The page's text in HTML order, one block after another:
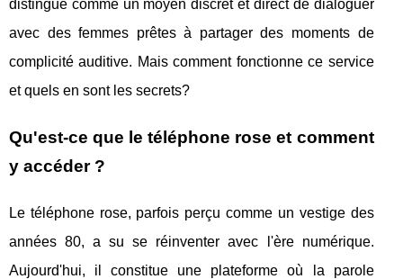
distingue comme un moyen discret et direct de dialoguer
avec des femmes prêtes à partager des moments de
complicité auditive. Mais comment fonctionne ce service
et quels en sont les secrets?
Qu'est-ce que le téléphone rose et comment
y accéder ?
Le téléphone rose, parfois perçu comme un vestige des
années 80, a su se réinventer avec l'ère numérique.
Aujourd'hui, il constitue une plateforme où la parole